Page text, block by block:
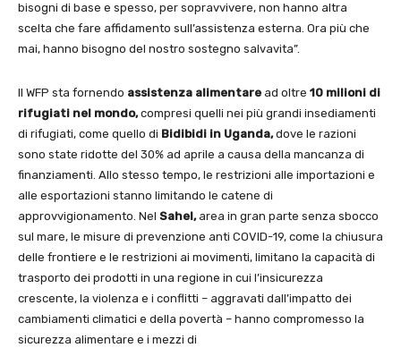
bisogni di base e spesso, per sopravvivere, non hanno altra
scelta che fare affidamento sull’assistenza esterna. Ora più che
mai, hanno bisogno del nostro sostegno salvavita”.
Il WFP sta fornendo assistenza alimentare ad oltre 10 milioni di
rifugiati nel mondo,compresi quelli nei più grandi insediamenti
di rifugiati, come quello di Bidibidi in Uganda,dove le razioni
sono state ridotte del 30% ad aprile a causa della mancanza di
finanziamenti. Allo stesso tempo, le restrizioni alle importazioni e
alle esportazioni stanno limitando le catene di
approvvigionamento. Nel Sahel,area in gran parte senza sbocco
sul mare, le misure di prevenzione anti COVID-19, come la chiusura
delle frontiere e le restrizioni ai movimenti, limitano la capacità di
trasporto dei prodotti in una regione in cui l’insicurezza
crescente, la violenza e i conflitti – aggravati dall’impatto dei
cambiamenti climatici e della povertà – hanno compromesso la
sicurezza alimentare e i mezzi di